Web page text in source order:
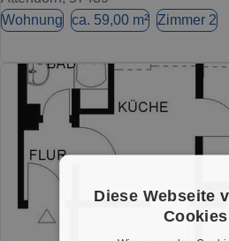
Wohnung ca. 59,00 m² Zimmer 2
Diese Webseite